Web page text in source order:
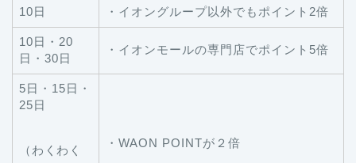
10日 ・イオングループ以外でもポイント2倍
10日・20
日・30日
・イオンモールの専門店でポイント5倍
5日・15日・
25日
（わくわく
・WAON POINTが２倍